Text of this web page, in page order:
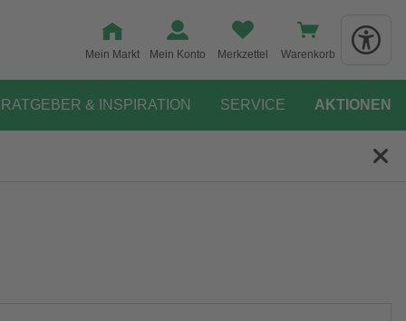
Mein Markt Mein Konto Merkzettel Warenkorb
RATGEBER & INSPIRATION SERVICE AKTIONEN